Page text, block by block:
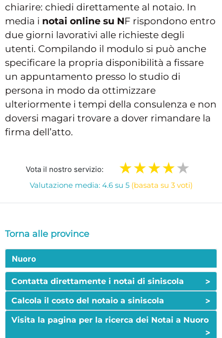
chiarire: chiedi direttamente al notaio. In
media i notai online su NF rispondono entro
due giorni lavorativi alle richieste degli
utenti. Compilando il modulo si può anche
specificare la propria disponibilità a fissare
un appuntamento presso lo studio di
persona in modo da ottimizzare
ulteriormente i tempi della consulenza e non
doversi magari trovare a dover rimandare la
firma dell’atto.
Vota il nostro servizio:
Valutazione media: 4.6 su 5 (basata su 3 voti)
Torna alle province
Nuoro
Contatta direttamente i notai di siniscola >
Calcola il costo del notaio a siniscola >
Visita la pagina per la ricerca dei Notai a Nuoro
>